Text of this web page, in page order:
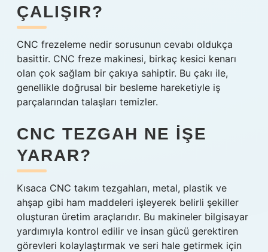
ÇALIŞIR?
CNC frezeleme nedir sorusunun cevabı oldukça
basittir. CNC freze makinesi, birkaç kesici kenarı
olan çok sağlam bir çakıya sahiptir. Bu çakı ile,
genellikle doğrusal bir besleme hareketiyle iş
parçalarından talaşları temizler.
CNC TEZGAH NE IŞE
YARAR?
Kısaca CNC takım tezgahları, metal, plastik ve
ahşap gibi ham maddeleri işleyerek belirli şekiller
oluşturan üretim araçlarıdır. Bu makineler bilgisayar
yardımıyla kontrol edilir ve insan gücü gerektiren
görevleri kolaylaştırmak ve seri hale getirmek için